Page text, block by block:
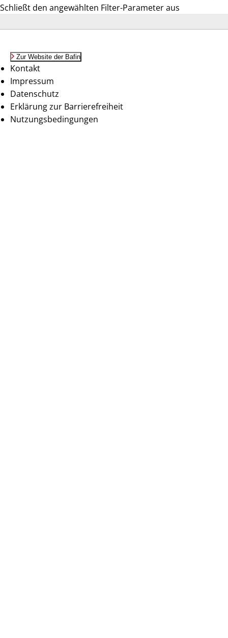
Schließt den angewählten Filter-Parameter aus
Zur Website der Bafin
Kontakt
Impressum
Datenschutz
Erklärung zur Barrierefreiheit
Nutzungsbedingungen